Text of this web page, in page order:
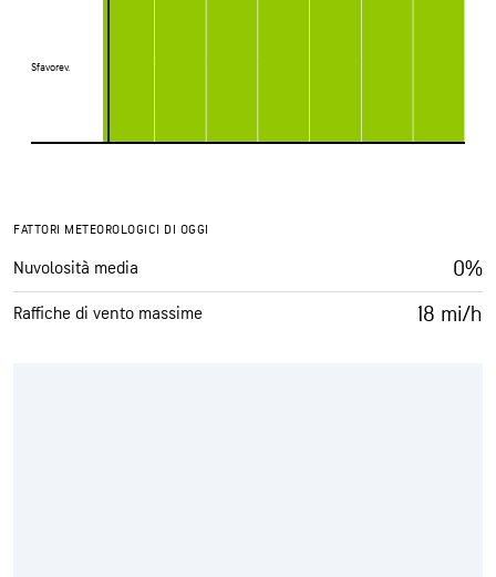
Sfavorev.
Sfavorev.
FATTORI METEOROLOGICI DI OGGI
Nuvolosità media 0%
Raffiche di vento massime 18 mi/h